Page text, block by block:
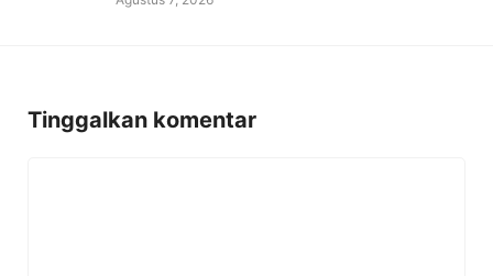
Tinggalkan komentar